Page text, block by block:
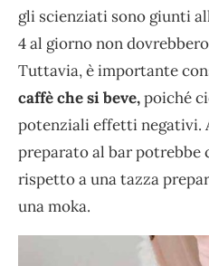
gli scienziati sono giunti
4 al giorno non
Tuttavia, è importante
caffè che si beve,poiché
potenziali effetti negativi.
preparato al bar potrebbe
rispetto a una tazza
una moka.